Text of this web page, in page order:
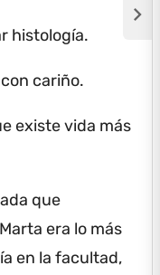
histología.
cariño.
existe vida más
que
Marta era lo más
en la facultad,
chevron_right